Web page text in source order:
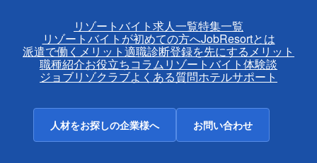
リゾートバイト求人一覧特集一覧
リゾートバイトが初めての方へJobResortとは
派遣で働くメリット適職診断登録を先にするメリット
職種紹介お役立ちコラムリゾートバイト体験談
ジョブリゾクラブよくある質問ホテルサポート
人材をお探しの企業様へ お問い合わせ